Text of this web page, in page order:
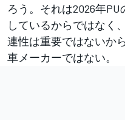
ろう。それは2026年
しているからではなく
連性は重要ではないか
車メーカーではない。